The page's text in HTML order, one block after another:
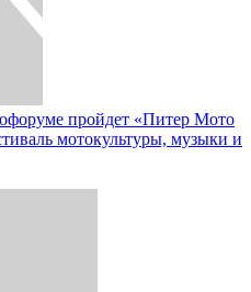
пройдет «Питер Мото
мотокультуры, музыки и